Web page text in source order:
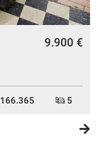
9.900 €
166.365 5